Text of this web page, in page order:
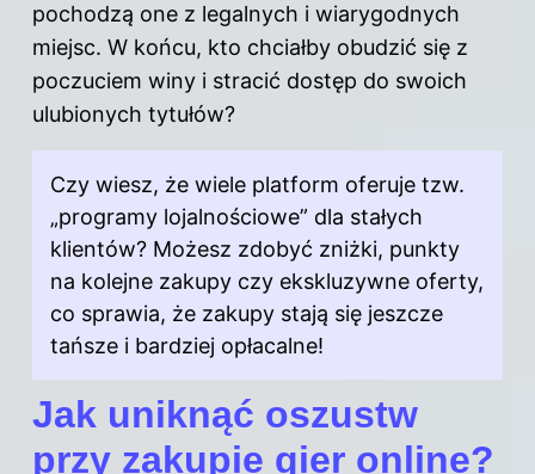
pochodzą one z legalnych i wiarygodnych
miejsc. W końcu, kto chciałby obudzić się z
poczuciem winy i stracić dostęp do swoich
ulubionych tytułów?
Czy wiesz, że wiele platform oferuje tzw.
„programy lojalnościowe” dla stałych
klientów? Możesz zdobyć zniżki, punkty
na kolejne zakupy czy ekskluzywne oferty,
co sprawia, że zakupy stają się jeszcze
tańsze i bardziej opłacalne!
Jak uniknąć oszustw
przy zakupie gier online?